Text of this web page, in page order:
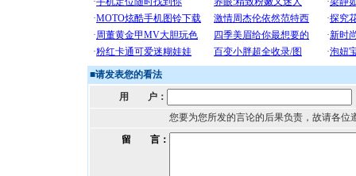
■请发表您的看法
用 户：
您要为您所发的言论的后果负责，故请各位
留 言：